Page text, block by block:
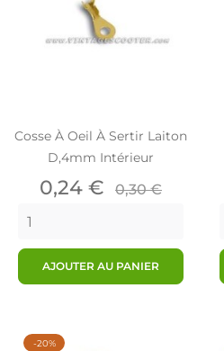
Cosse À Oeil À Sertir Laiton
D,4mm Intérieur
Prix
0,24 € Prix
0,30 €
AJOUTER AU PANIER
-20%